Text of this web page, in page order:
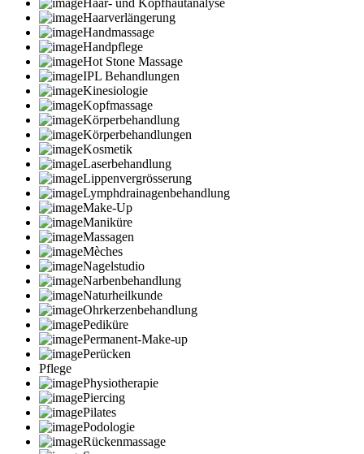
Haar- und Kopfhautanalyse
Haarverlängerung
Handmassage
Handpflege
Hot Stone Massage
IPL Behandlungen
Kinesiologie
Kopfmassage
Körperbehandlung
Körperbehandlungen
Kosmetik
Laserbehandlung
Lippenvergrösserung
Lymphdrainagenbehandlung
Make-Up
Maniküre
Massagen
Mèches
Nagelstudio
Narbenbehandlung
Naturheilkunde
Ohrkerzenbehandlung
Pediküre
Permanent-Make-up
Perücken
Pflege
Physiotherapie
Piercing
Pilates
Podologie
Rückenmassage